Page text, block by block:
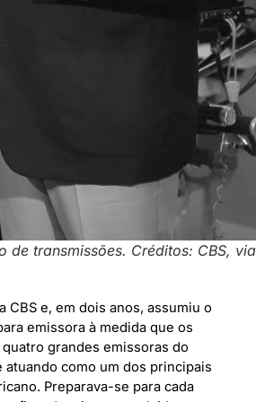
de transmissões. Créditos: CBS, via
CBS e, em dois anos, assumiu o
emissora à medida que os
grandes emissoras do
atuando como um dos principais
Preparava-se para cada